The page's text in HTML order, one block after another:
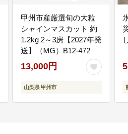
甲州市産厳選旬の大粒
シャインマスカット 約
1.2kg 2～3房【2027年発
送】（MG）B12-472
13,000円
山梨県 甲州市